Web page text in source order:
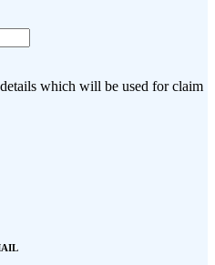
which will be used for claim